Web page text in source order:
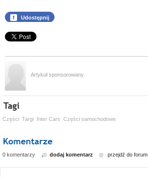
f Udostępnij
Artykuł sponsorowany
Części Targi Inter Cars Części samochodowe
0 komentarzy dodaj komentarz przejdź do forum